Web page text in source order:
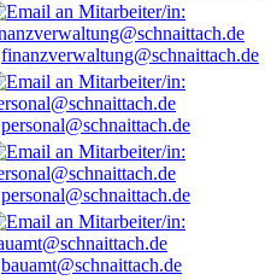
finanzverwaltung@schnaittach.de
personal@schnaittach.de
personal@schnaittach.de
bauamt@schnaittach.de